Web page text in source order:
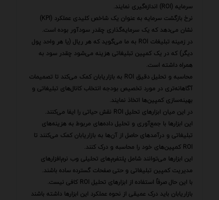
سرمایه (ROI) اندازه‌گیری نمایند.
نرخ بازگشت سرمایه به عنوان یک شاخص کلیدی عملکرد (KPI)
نشان می‌دهد که یک سرمایه‌گذاری چقدر سودآور بوده است.
در زمینه تبلیغات ROI به ما می‌گوید که هر ریال (یا هر واحد پول
دیگر) که در یک کمپین تبلیغاتی هزینه می‌شود چقدر سود به
همراه داشته است.
محاسبه و تحلیل دقیق ROI به بازاریابان کمک می‌کند تا تصمیمات
آگاهانه‌تری در مورد تخصیص بودجه انتخاب کانال‌های تبلیغاتی و
بهینه‌سازی کمپین‌ها اتخاذ نمایند.
در این میان ابزارهای تحلیل ROI نقش حیاتی را ایفا می‌کنند.
این ابزارها با جمع‌آوری و تحلیل داده‌های مربوط به هزینه‌های
تبلیغاتی و درآمدهای حاصل از آن‌ها به بازاریابان کمک می‌کنند تا
ROI کمپین‌های خود را محاسبه و درک کنند.
این ابزارها می‌توانند شامل پلتفرم‌های تحلیلی وب نرم‌افزارهای
مدیریت کمپین تبلیغاتی و حتی صفحات گسترده ساده باشند.
با این حال صرفاً استفاده از ابزارهای تحلیل ROI کافی نیست.
بازاریابان باید درک عمیقی از نحوه عملکرد این ابزارها داشته باشند